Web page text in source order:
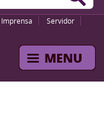
Servidor